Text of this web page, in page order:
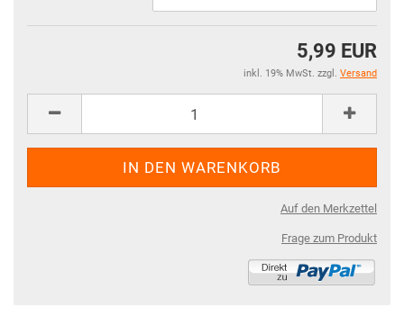
5,99 EUR
inkl. 19% MwSt. zzgl. Versand
Auf den Merkzettel
Frage zum Produkt